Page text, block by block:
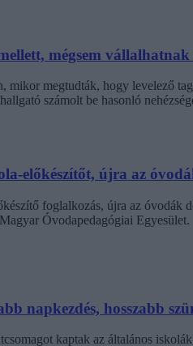
mégsem
mikor megtudták, hogy levelező
számolt be hasonló
előkészítőt, újra az
foglalkozás, újra az óvodák
Óvodapedagógiai Egyesület.
napkezdés, hosszabb
kaptak az általános